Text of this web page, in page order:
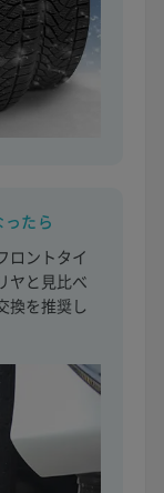
たら
ロントタイ
ヤと見比べ
換を推奨し